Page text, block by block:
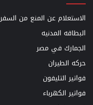
الاستعلام عن المنع من السفر
البطاقه المدنيه
الجمارك في مصر
حركه الطيران
فواتير التليفون
فواتير الكهرباء